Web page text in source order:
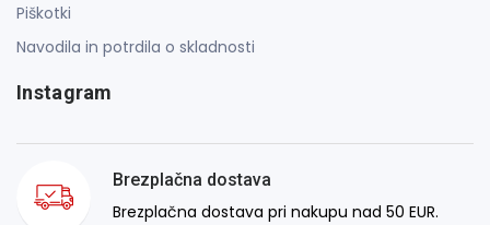
Piškotki
Navodila in potrdila o skladnosti
Instagram
Brezplačna dostava
Brezplačna dostava pri nakupu nad 50 EUR.